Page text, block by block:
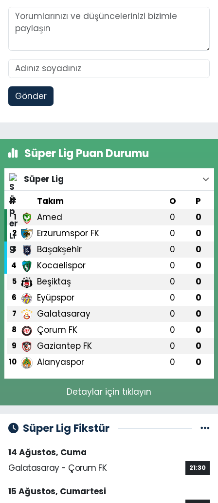
Gönder
Süper Lig Puan Durumu
Süper Lig
#
Takım O P
1 Amed 0 0
2 Erzurumspor FK 0 0
3 Başakşehir 0 0
4 Kocaelispor 0 0
5 Beşiktaş 0 0
6 Eyüpspor 0 0
7 Galatasaray 0 0
8 Çorum FK 0 0
9 Gaziantep FK 0 0
10 Alanyaspor 0 0
Detaylar için tıklayın
Süper Lig Fikstür
14 Ağustos, Cuma
Galatasaray - Çorum FK
21:30
15 Ağustos, Cumartesi